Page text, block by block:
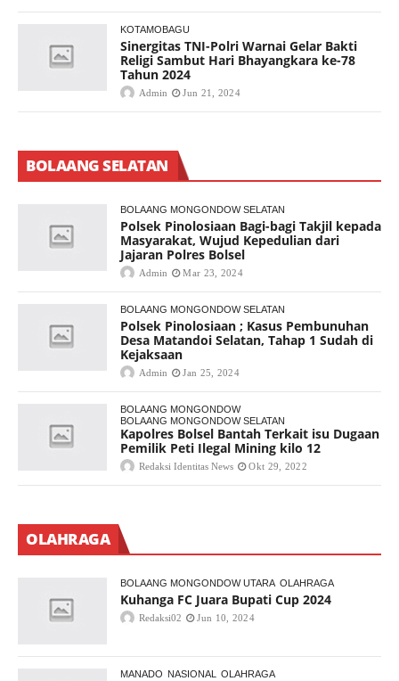
KOTAMOBAGU
Sinergitas TNI-Polri Warnai Gelar Bakti
Religi Sambut Hari Bhayangkara ke-78
Tahun 2024
Admin Jun 21, 2024
BOLAANG SELATAN
BOLAANG MONGONDOW SELATAN
Polsek Pinolosiaan Bagi-bagi Takjil kepada
Masyarakat, Wujud Kepedulian dari
Jajaran Polres Bolsel
Admin Mar 23, 2024
BOLAANG MONGONDOW SELATAN
Polsek Pinolosiaan ; Kasus Pembunuhan
Desa Matandoi Selatan, Tahap 1 Sudah di
Kejaksaan
Admin Jan 25, 2024
BOLAANG MONGONDOW
BOLAANG MONGONDOW SELATAN
Kapolres Bolsel Bantah Terkait isu Dugaan
Pemilik Peti Ilegal Mining kilo 12
Redaksi Identitas News Okt 29, 2022
OLAHRAGA
BOLAANG MONGONDOW UTARA OLAHRAGA
Kuhanga FC Juara Bupati Cup 2024
Redaksi02 Jun 10, 2024
MANADO NASIONAL OLAHRAGA